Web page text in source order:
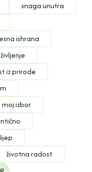
snaga unutra
ishrana
iz prirode
moj izbor
životna radost